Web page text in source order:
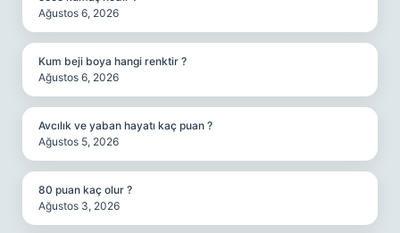
Ağustos 6, 2026
Kum beji boya hangi renktir ?
Ağustos 6, 2026
Avcılık ve yaban hayatı kaç puan ?
Ağustos 5, 2026
80 puan kaç olur ?
Ağustos 3, 2026